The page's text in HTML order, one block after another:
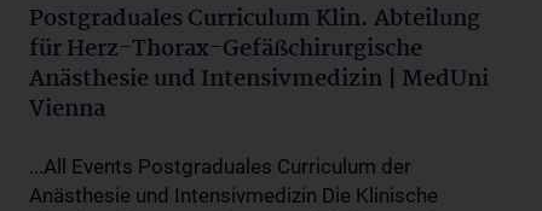
Postgraduales Curriculum Klin. Abteilung
für Herz-Thorax-Gefäßchirurgische
Anästhesie und Intensivmedizin | MedUni
Vienna
...All Events Postgraduales Curriculum der
Anästhesie und Intensivmedizin Die Klinische